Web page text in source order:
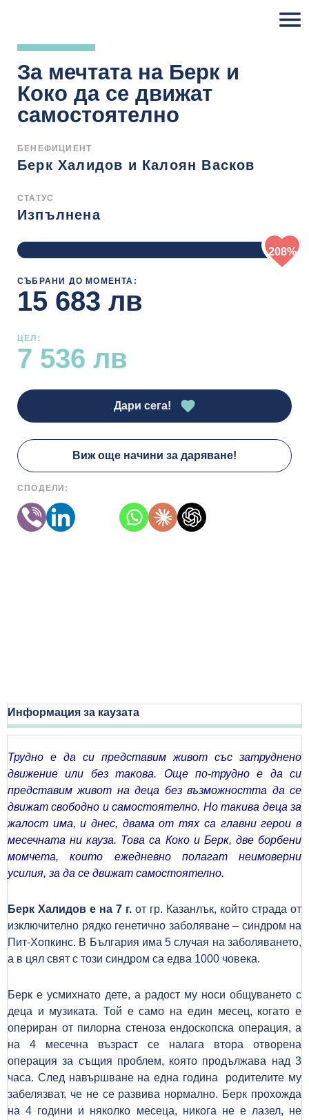
Информация за каузата
Трудно е да си представим живот със затруднено
движение или без такова. Още по-трудно е да си
представим живот на деца без възможността да се
движат свободно и самостоятелно. Но такива деца за
жалост има, и днес, двама от тях са главни герои в
месечната ни кауза. Това са Коко и Берк, две борбени
момчета, които ежедневно полагат неимоверни
усилия, за да се движат самостоятелно.
Берк Халидов е на 7 г. от гр. Казанлък, който страда от
изключително рядко генетично заболяване – синдром на
Пит-Хопкинс. В България има 5 случая на заболяването,
а в цял свят с този синдром са едва 1000 човека.
Берк е усмихнато дете, а радост му носи общуването с
деца и музиката. Той е само на един месец, когато е
опериран от пилорна стеноза ендоскопска операция, а
на 4 месечна възраст се налага втора отворена
операция за същия проблем, която продължава над 3
часа. След навършване на една година родителите му
забелязват, че не се развива нормално. Берк прохожда
на 4 години и няколко месеца, никога не е лазел, не
За мечтата на Берк и
Коко да се движат
самостоятелно
БЕНЕФИЦИЕНТ
Берк Халидов и Калоян Васков
СТАТУС
Изпълнена
208%
СЪБРАНИ ДО МОМЕНТА:
15 683 лв
ЦЕЛ:
7 536 лв
Дари сега!
Виж още начини за даряване!
СПОДЕЛИ: